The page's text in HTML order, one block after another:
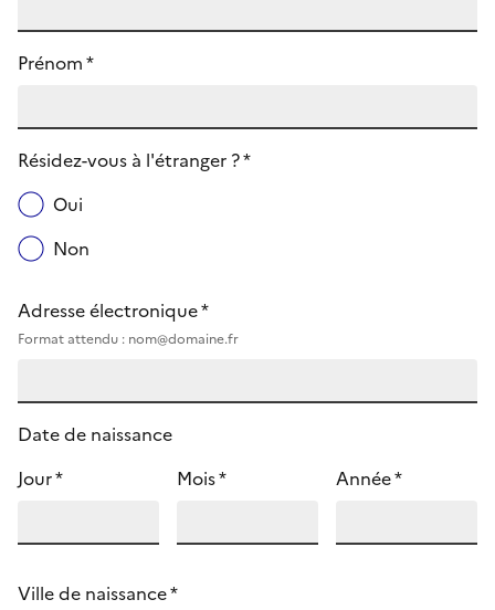
Prénom *
Résidez-vous à l'étranger ? *
Oui
Non
Adresse électronique *
Format attendu : nom@domaine.fr
Date de naissance
Jour *
Mois * Année *
Ville de naissance *